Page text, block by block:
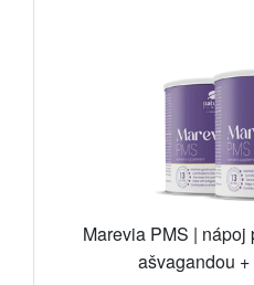
Marevia PMS | nápoj
ašvagandou